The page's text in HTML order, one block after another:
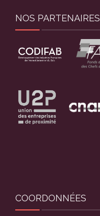
NOS PARTENAIRES
COORDONNÉES